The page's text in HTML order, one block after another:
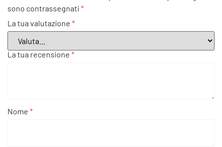
sono contrassegnati *
La tua valutazione *
La tua recensione *
Nome *